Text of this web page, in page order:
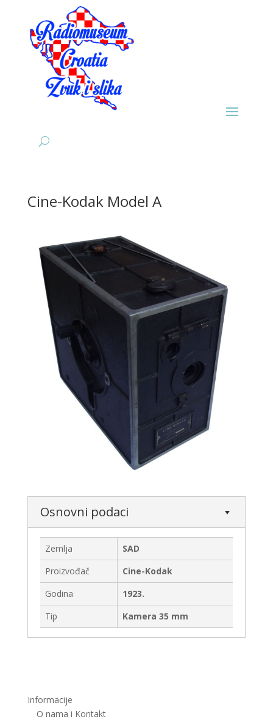
Cine-Kodak Model A
Osnovni podaci
Zemlja
SAD
Proizvođač
Cine-Kodak
Godina
1923.
Tip
Kamera 35 mm
Informacije
O nama i Kontakt